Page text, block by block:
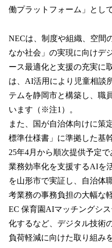
働プラットフォーム」とし
NECは、制度や組織、空間
なか社会」の実現に向けデ
ース最適化と支援の充実に
は、AI活用により児童相談
テムを静岡市と構築し、職
います（※注1）。
また、国が自治体向けに策
標準仕様書」に準拠した基
25年4月から順次提供予定
業務効率化を支援するAIを
を山形市で実証し、自治体
考業務の事務負担の大幅な
EC 保育園AIマッチングシ
化するなど、デジタル技術
負荷軽減に向けた取り組み